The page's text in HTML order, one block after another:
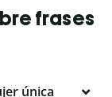
frases
única